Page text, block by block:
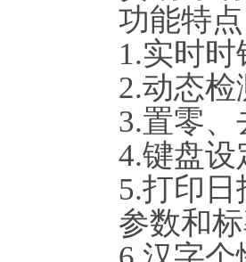
功能特
1.实时
2.动态
3.置零
4.键盘
5.打印
参数和